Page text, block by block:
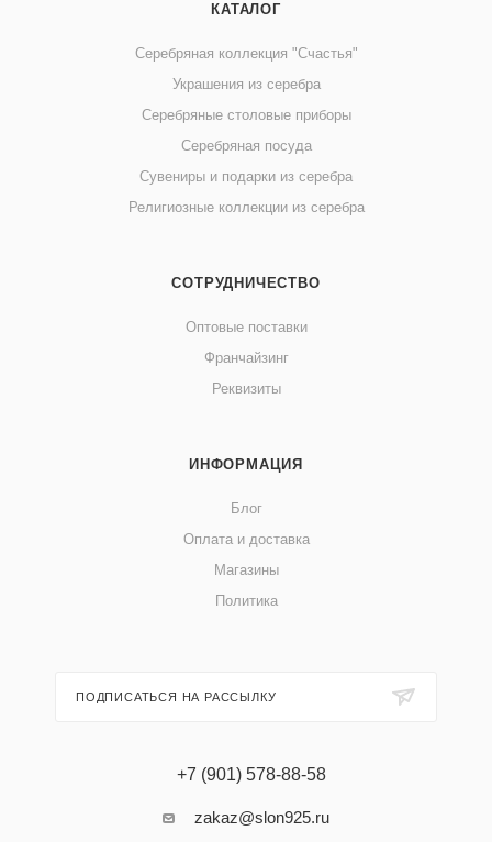
КАТАЛОГ
Серебряная коллекция "Счастья"
Украшения из серебра
Серебряные столовые приборы
Серебряная посуда
Сувениры и подарки из серебра
Религиозные коллекции из серебра
СОТРУДНИЧЕСТВО
Оптовые поставки
Франчайзинг
Реквизиты
ИНФОРМАЦИЯ
Блог
Оплата и доставка
Магазины
Политика
ПОДПИСАТЬСЯ НА РАССЫЛКУ
+7 (901) 578-88-58
zakaz@slon925.ru